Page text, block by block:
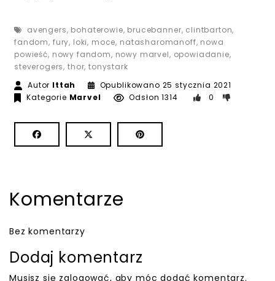
avengers, bohaterowie, brucebanner, clintbarton,
fandom, fury, loki, moce, natasharomanoff, nowa
powieść, nowy fandom, nowy marvel, opowiadanie,
steverogers,thor,tonystark
Autor Ittah Opublikowano 25 stycznia 2021
Kategorie Marvel Odsłon 1314 0
Komentarze
Bez komentarzy
Dodaj komentarz
Musisz się zalogować, aby móc dodać komentarz.